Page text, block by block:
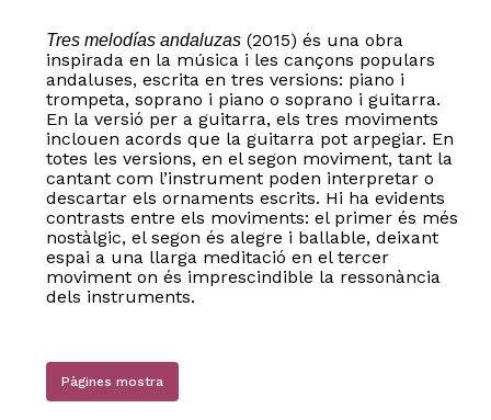
Tres melodías andaluzas(2015) és una obra
inspirada en la música i les cançons populars
andaluses, escrita en tres versions: piano i
trompeta, soprano i piano o soprano i guitarra.
En la versió per a guitarra, els tres moviments
inclouen acords que la guitarra pot arpegiar. En
totes les versions, en el segon moviment, tant la
cantant com l’instrument poden interpretar o
descartar els ornaments escrits. Hi ha evidents
contrasts entre els moviments: el primer és més
nostàlgic, el segon és alegre i ballable, deixant
espai a una llarga meditació en el tercer
moviment on és imprescindible la ressonància
dels instruments.
Pàgines mostra